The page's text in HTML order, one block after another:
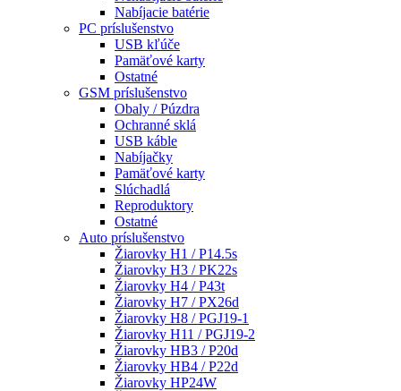
Nabíjacie batérie
PC príslušenstvo
USB kľúče
Pamäťové karty
Ostatné
GSM príslušenstvo
Obaly / Púzdra
Ochranné sklá
USB káble
Nabíjačky
Pamäťové karty
Slúchadlá
Reproduktory
Ostatné
Auto príslušenstvo
Žiarovky H1 / P14.5s
Žiarovky H3 / PK22s
Žiarovky H4 / P43t
Žiarovky H7 / PX26d
Žiarovky H8 / PGJ19-1
Žiarovky H11 / PGJ19-2
Žiarovky HB3 / P20d
Žiarovky HB4 / P22d
Žiarovky HP24W